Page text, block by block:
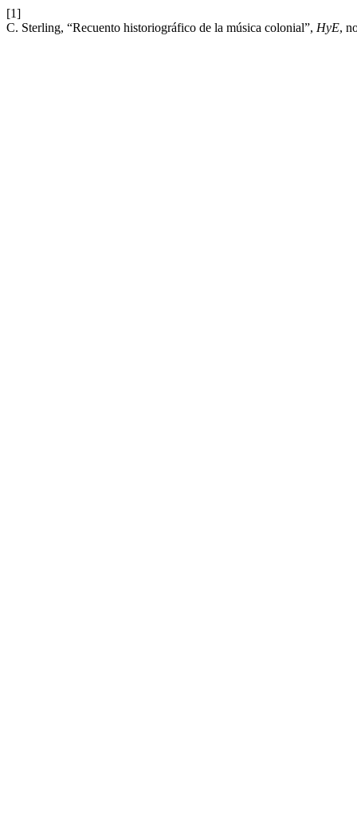
[1]
C. Sterling, “Recuento historiográfico de la música colonial”, HyE,